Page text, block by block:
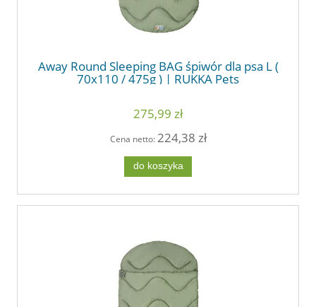
Away Round Sleeping BAG śpiwór dla psa L (
70x110 / 475g ) | RUKKA Pets
275,99 zł
Cena netto:224,38 zł
do koszyka